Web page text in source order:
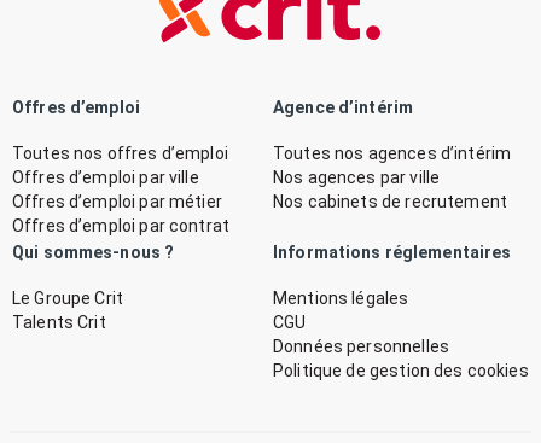
Offres d’emploi
Toutes nos offres d’emploi
Offres d’emploi par ville
Offres d’emploi par métier
Offres d’emploi par contrat
Agence d’intérim
Toutes nos agences d’intérim
Nos agences par ville
Nos cabinets de recrutement
Qui sommes-nous ?
Le Groupe Crit
Talents Crit
Informations réglementaires
Mentions légales
CGU
Données personnelles
Politique de gestion des cookies